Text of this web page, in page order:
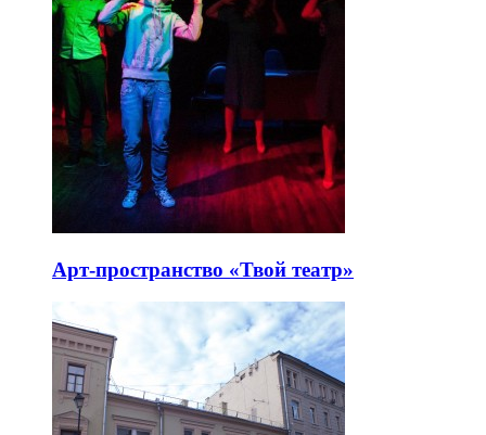
Арт-пространство «Твой театр»